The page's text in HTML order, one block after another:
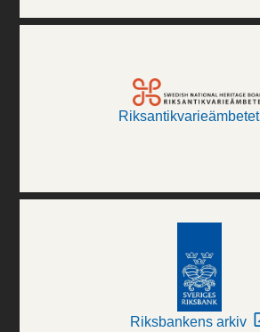
Riksantikvarieämbetet
Riksbankens arkiv